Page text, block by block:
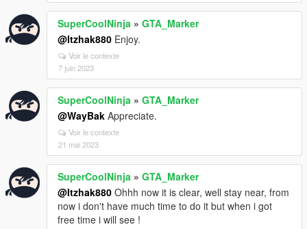
SuperCoolNinja » GTA_Marker
@Itzhak880 Enjoy.
Voir le contexte
7 juin 2023
SuperCoolNinja » GTA_Marker
@WayBak Appreciate.
Voir le contexte
21 mai 2023
SuperCoolNinja » GTA_Marker
@Itzhak880 Ohhh now it is clear, well stay near, from
now i don't have much time to do it but when i got
free time i will see !